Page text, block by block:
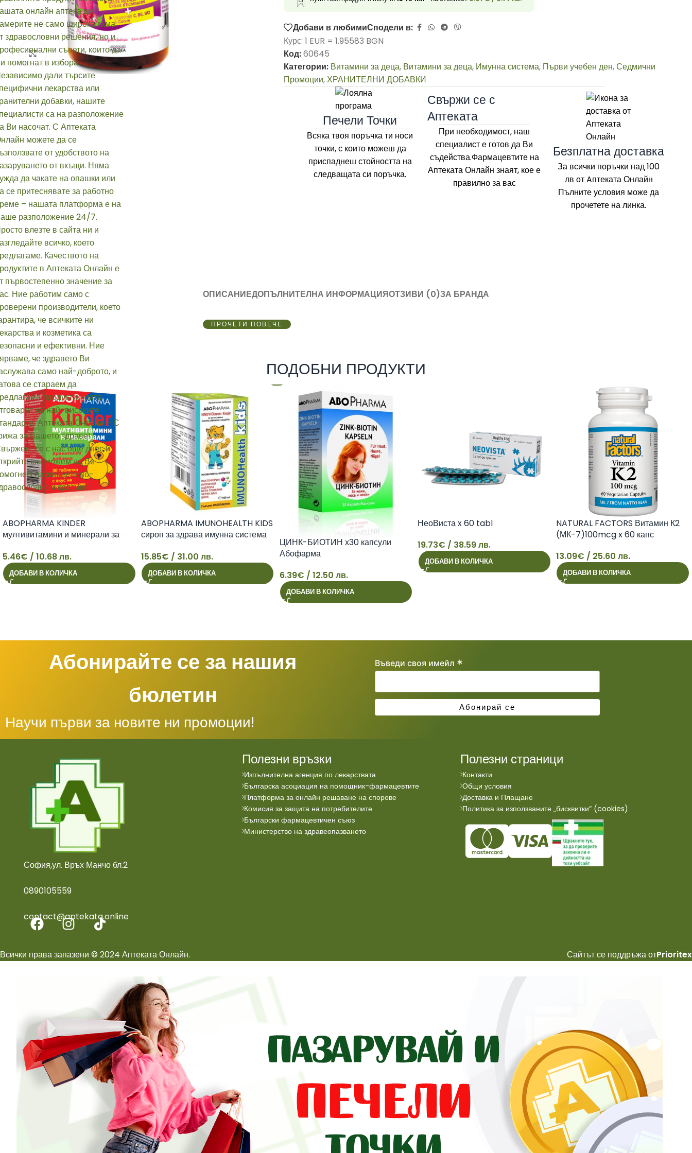
Click to enlarge
Добави в любимиСподели в:
Курс: 1 EUR = 1.95583 BGN
Код:60645
Категории: Витамини за деца, Витамини за деца, Имунна система, Първи учебен ден,Седмични
Промоции,ХРАНИТЕЛНИ ДОБАВКИ
Печели Точки
Всяка твоя поръчка ти носи
точки, с които можеш да
приспаднеш стойността на
следващата си поръчка.
Свържи се с
Аптеката
При необходимост, наш
специалист е готов да Ви
съдейства.Фармацевтите на
Аптеката Онлайн знаят, кое е
правилно за вас
Безплатна доставка
За всички поръчки над 100
лв от Aптеката Онлайн
Пълните условия може да
прочетете на линка.
ОПИСАНИЕДОПЪЛНИТЕЛНА ИНФОРМАЦИЯОТЗИВИ (0)ЗА БРАНДА
ПРОЧЕТИ ПОВЕЧЕ
ПОДОБНИ ПРОДУКТИ
ABOPHARMA KINDER
мултивитамини и минерали за
5.46€ / 10.68 лв.
ДОБАВИ В КОЛИЧКА
ABOPHARMA IMUNOHEALTH KIDS
сироп за здрава имунна система
15.85€ / 31.00 лв.
ДОБАВИ В КОЛИЧКА
ЦИНК-БИОТИН х30 капсули
Абофарма
6.39€ / 12.50 лв.
ДОБАВИ В КОЛИЧКА
19
НеоВиста x 60 tabl
19.73€ / 38.59 лв.
ДОБАВИ В КОЛИЧКА
NATURAL FACTORS Витамин К2
(МК-7)100mcg x 60 капс
13.09€ / 25.60 лв.
ДОБАВИ В КОЛИЧКА
Абонирайте се за нашия
бюлетин
Научи първи за новите ни промоции!
Въведи своя имейл *
София,ул. Връх Манчо бл.2
0890105559
contact@aptekata.online
Полезни връзки
Изпълнителна агенция по лекарствата
Българска асоциация на помощник-фармацевтите
Платформа за онлайн решаване на спорове
Комисия за защита на потребителите
Български фармацевтичен съюз
Министерство на здравеопазването
Полезни страници
Контакти
Общи условия
Доставка и Плащане
Политика за използваните „бисквитки“ (cookies)
Всички права запазени © 2024 Аптеката Онлайн. Сайтът се поддръжа отPrioritex